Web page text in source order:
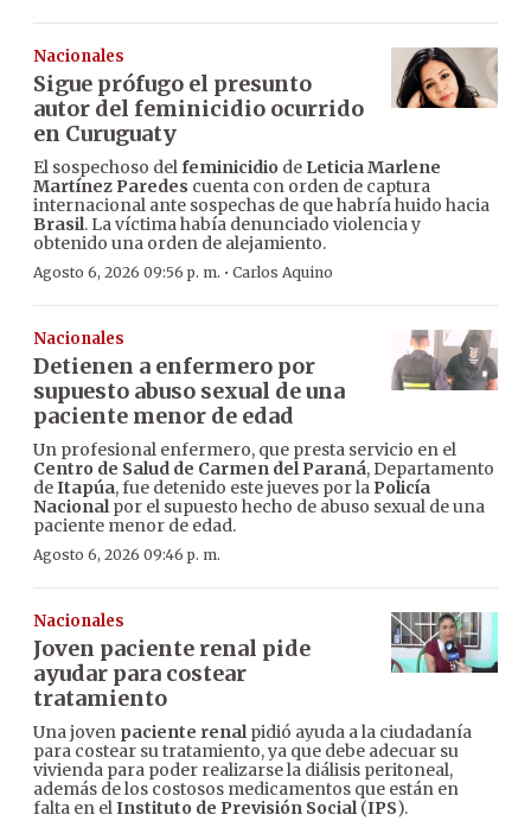
Nacionales
Sigue prófugo el presunto
autor del feminicidio ocurrido
en Curuguaty
El sospechoso delfeminicidio de Leticia Marlene
Martínez Paredes cuenta con orden de captura
internacional ante sospechas de que habría huido hacia
Brasil. La víctima había denunciado violencia y
obtenido una orden de alejamiento.
Agosto 6, 2026 09:56 p. m. · Carlos Aquino
Nacionales
Detienen a enfermero por
supuesto abuso sexual de una
paciente menor de edad
Un profesional enfermero, que presta servicio en el
Centro de Salud de Carmen del Paraná, Departamento
deItapúa, fue detenido este jueves por la Policía
Nacionalpor el supuesto hecho de abuso sexual de una
paciente menor de edad.
Agosto 6, 2026 09:46 p. m.
Nacionales
Joven paciente renal pide
ayudar para costear
tratamiento
Una joven paciente renalpidió ayuda a la ciudadanía
para costear su tratamiento, ya que debe adecuar su
vivienda para poder realizarse la diálisis peritoneal,
además de los costosos medicamentos que están en
falta en elInstituto de Previsión Social(IPS).